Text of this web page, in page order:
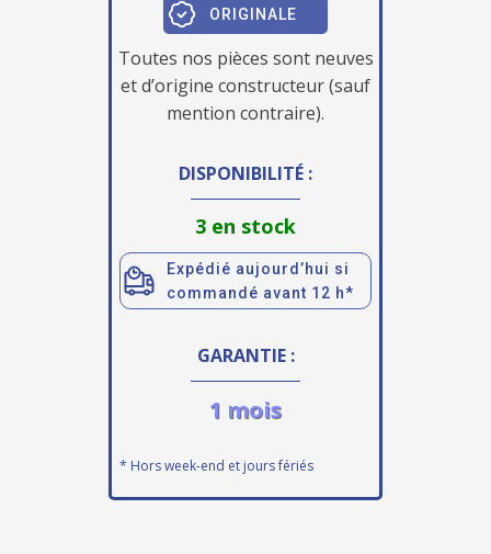
ORIGINALE
Toutes nos pièces sont neuves
et d’origine constructeur (sauf
mention contraire).
DISPONIBILITÉ :
3 en stock
Expédié aujourd’hui si
commandé avant 12 h*
GARANTIE :
1 mois
* Hors week-end et jours fériés